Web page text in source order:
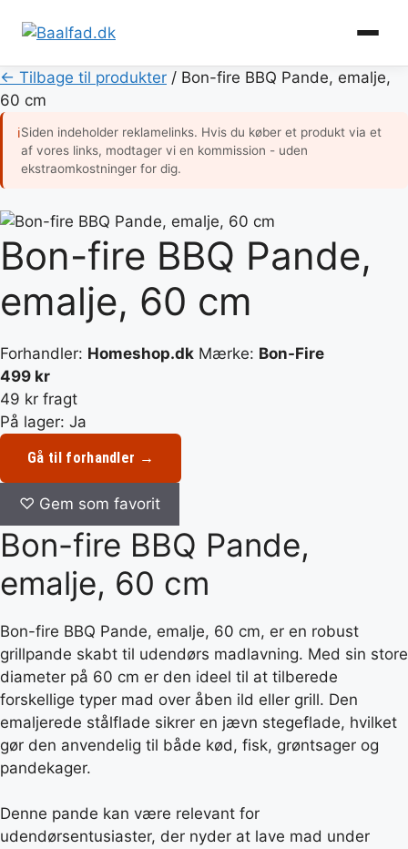
Hop
til
indhold
← Tilbage til produkter / Bon-fire BBQ Pande, emalje,
60 cm
ℹSiden indeholder reklamelinks. Hvis du køber et produkt via et
af vores links, modtager vi en kommission - uden
ekstraomkostninger for dig.
Bon-fire BBQ Pande,
emalje, 60 cm
Forhandler: Homeshop.dk Mærke: Bon-Fire
499 kr
49 kr fragt
På lager: Ja
Gå til forhandler →
♡ Gem som favorit
Bon-fire BBQ Pande,
emalje, 60 cm
Bon-fire BBQ Pande, emalje, 60 cm, er en robust
grillpande skabt til udendørs madlavning. Med sin store
diameter på 60 cm er den ideel til at tilberede
forskellige typer mad over åben ild eller grill. Den
emaljerede stålflade sikrer en jævn stegeflade, hvilket
gør den anvendelig til både kød, fisk, grøntsager og
pandekager.
Denne pande kan være relevant for
udendørsentusiaster, der nyder at lave mad under